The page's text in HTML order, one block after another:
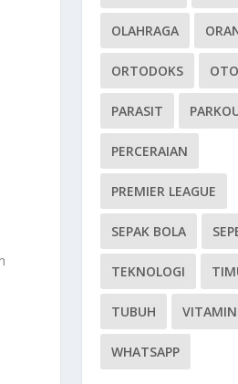
OLAHRAGA
ORTODOKS
PARASIT
PERCERAIAN
PREMIER LEAGUE
SEPAK BOLA
TEKNOLOGI
TUBUH VITAMIN
WHATSAPP